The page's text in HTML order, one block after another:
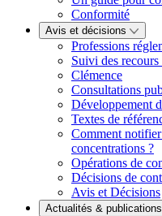
Conformité
Avis et décisions
Professions
Suivi des
Clémence
Consultations
Développement
Textes de
Comment
concentrations ?
Opérations de
Décisions de
Avis et Décisions
Actualités & publications